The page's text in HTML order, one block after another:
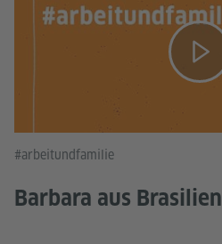
#arbeitundfamilie
Barbara aus Brasilien